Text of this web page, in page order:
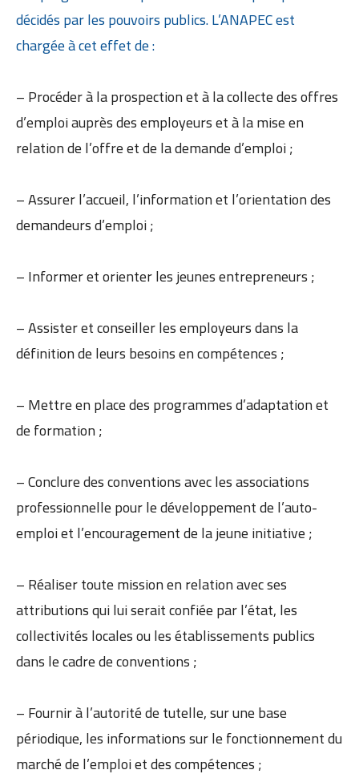
décidés par les pouvoirs publics. L’ANAPEC est
chargée à cet effet de :
– Procéder à la prospection et à la collecte des offres
d’emploi auprès des employeurs et à la mise en
relation de l’offre et de la demande d’emploi ;
– Assurer l’accueil, l’information et l’orientation des
demandeurs d’emploi ;
– Informer et orienter les jeunes entrepreneurs ;
– Assister et conseiller les employeurs dans la
définition de leurs besoins en compétences ;
– Mettre en place des programmes d’adaptation et
de formation ;
– Conclure des conventions avec les associations
professionnelle pour le développement de l’auto-
emploi et l’encouragement de la jeune initiative ;
– Réaliser toute mission en relation avec ses
attributions qui lui serait confiée par l’état, les
collectivités locales ou les établissements publics
dans le cadre de conventions ;
– Fournir à l’autorité de tutelle, sur une base
périodique, les informations sur le fonctionnement du
marché de l’emploi et des compétences ;